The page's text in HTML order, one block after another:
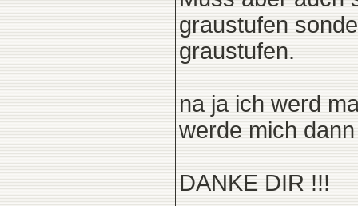
graustufen
graustufen.
na ja ich werd
werde mich
DANKE DIR !!!